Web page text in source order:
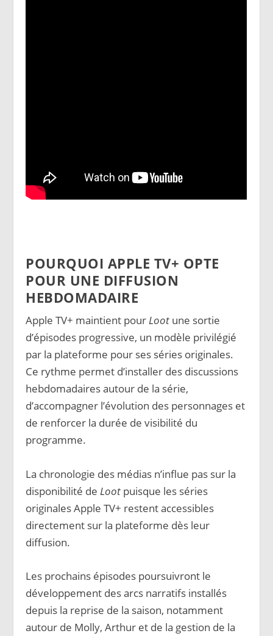
POURQUOI APPLE TV+ OPTE
POUR UNE DIFFUSION
HEBDOMADAIRE
Apple TV+ maintient pourLoot une sortie
d’épisodes progressive, un modèle privilégié
par la plateforme pour ses séries originales.
Ce rythme permet d’installer des discussions
hebdomadaires autour de la série,
d’accompagner l’évolution des personnages et
de renforcer la durée de visibilité du
programme.
La chronologie des médias n’influe pas sur la
disponibilité deLoot puisque les séries
originales Apple TV+ restent accessibles
directement sur la plateforme dès leur
diffusion.
Les prochains épisodes poursuivront le
développement des arcs narratifs installés
depuis la reprise de la saison, notamment
autour de Molly, Arthur et de la gestion de la